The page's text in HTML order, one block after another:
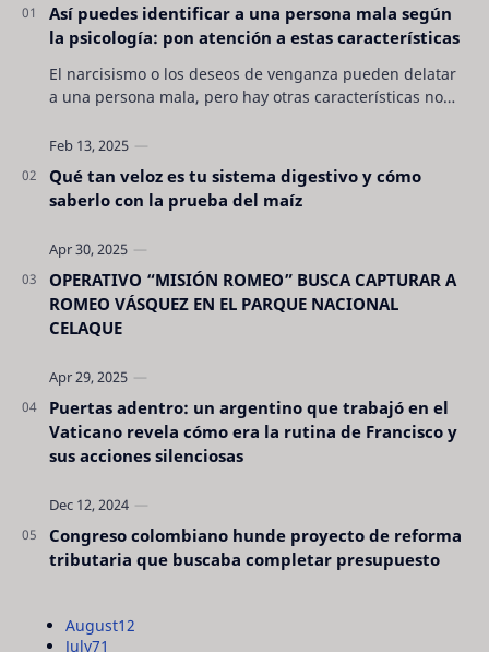
Así puedes identificar a una persona mala según
la psicología: pon atención a estas características
El narcisismo o los deseos de venganza pueden delatar
a una persona mala, pero hay otras características no
Qué tan veloz es tu sistema digestivo y cómo
saberlo con la prueba del maíz
OPERATIVO “MISIÓN ROMEO” BUSCA CAPTURAR A
ROMEO VÁSQUEZ EN EL PARQUE NACIONAL
CELAQUE
Puertas adentro: un argentino que trabajó en el
Vaticano revela cómo era la rutina de Francisco y
sus acciones silenciosas
Congreso colombiano hunde proyecto de reforma
tributaria que buscaba completar presupuesto
August12
July71